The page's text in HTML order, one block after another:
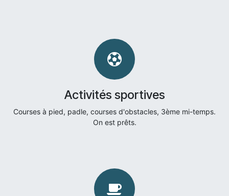
Activités sportives
Courses à pied, padle, courses d'obstacles, 3ème mi-temps.
On est prêts.